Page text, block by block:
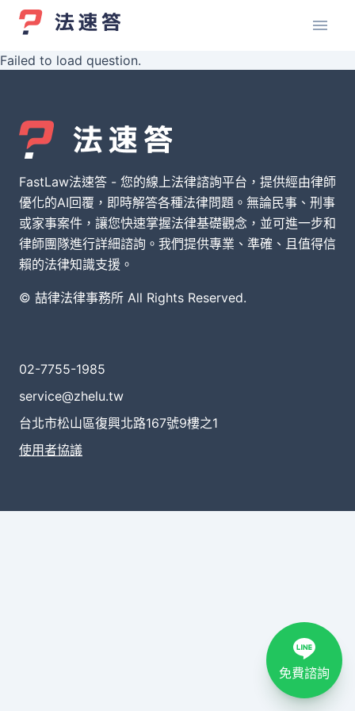
Failed to load question.
FastLaw法速答 - 您的線上法律諮詢平台，提供經由律師
優化的AI回覆，即時解答各種法律問題。無論民事、刑事
或家事案件，讓您快速掌握法律基礎觀念，並可進一步和
律師團隊進行詳細諮詢。我們提供專業、準確、且值得信
賴的法律知識支援。
© 喆律法律事務所 All Rights Reserved.
02-7755-1985
service@zhelu.tw
台北市松山區復興北路167號9樓之1
使用者協議
免費諮詢